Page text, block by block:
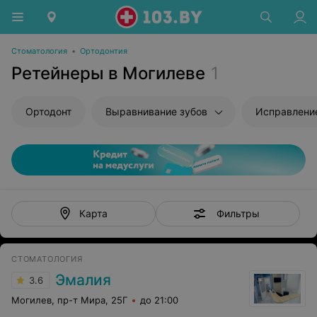
Стоматология • Ортодонтия
Ретейнеры в Могилеве 1
Ортодонт Выравнивание зубов
Карта Фильтры
СТОМАТОЛОГИЯ
3.6 Эмалия
Могилев, пр-т Мира, 25Г до 21:00